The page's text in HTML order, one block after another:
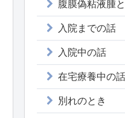
腹膜偽粘液腫
入院までの話
入院中の話
在宅療養中の話
別れのとき